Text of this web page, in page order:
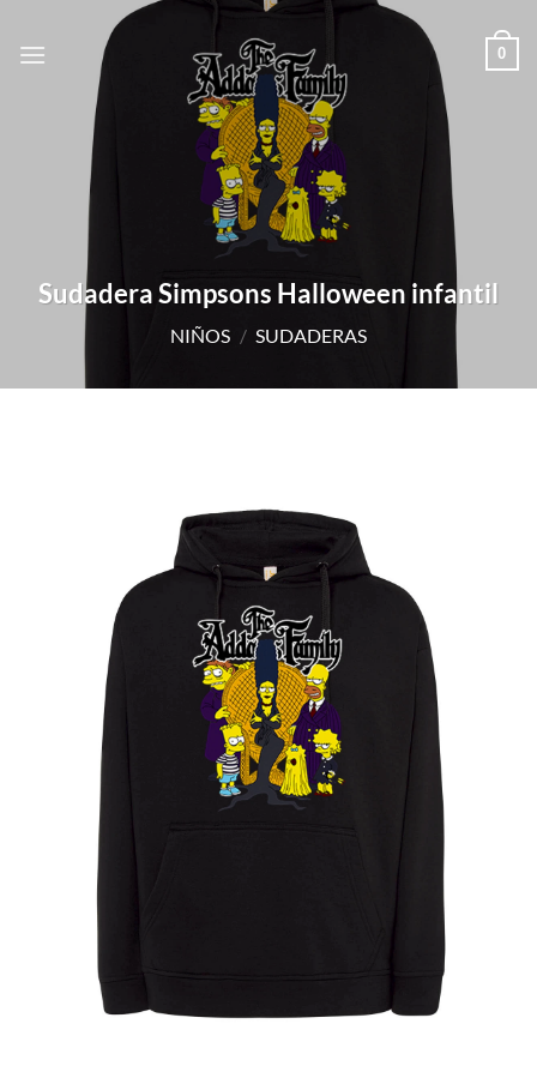
0
Sudadera Simpsons Halloween infantil
NIÑOS / SUDADERAS